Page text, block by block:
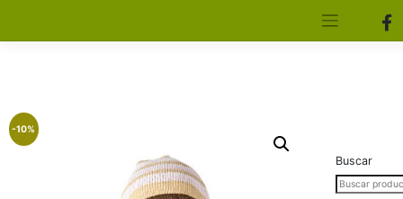
-10%
Buscar